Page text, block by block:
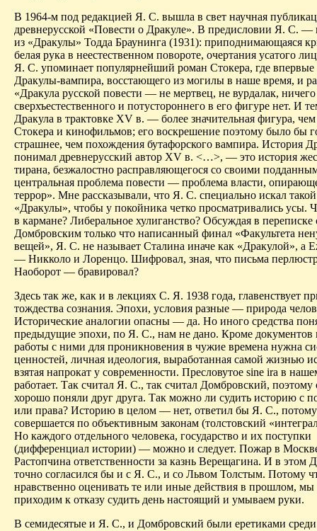
В 1964-м под редакцией Я. С. вышла в свет научная
древнерусской «Повести о Дракуле». В предисловии Я. С. —
из «Дракулы» Тодда Браунинга (1931): приподнимающаяся
белая рука в неестественном повороте, очертания усатого
Я. С. упоминает популярнейший роман Стокера, где впервые
Дракулы-вампира, восстающего из могилы в наше время, и
«Дракула русской повести — не мертвец, не вурдалак, ничего
сверхъестественного и потустороннего в его фигуре нет. И
Дракула в трактовке XV в. — более значительная фигура,
Стокера и кинофильмов; его воскрешение поэтому было бы
страшнее, чем похождения бутафорского вампира. История
понимал древнерусский автор XV в. <…>, — это история
тирана, безжалостно расправляющегося со своими
центральная проблема повести — проблема власти,
террор». Мне рассказывали, что Я. С. специально искал
«Дракулы», чтобы у покойника четко просматривались усы.
в кармане? Либеральное хулиганство? Обсуждая в
Домбровским только что написанный финал «Факультета
вещей», Я. С. не называет Сталина иначе как «Дракулой», а
— Никколо и Лоренцо. Шифровал, зная, что письма
Наоборот — бравировал?
Здесь так же, как и в лекциях С. Я. 1938 года, главенствует
тождества сознания. Эпохи, условия разные — природа
Исторические аналогии опасны — да. Но иного средства
предыдущие эпохи, по Я. С., нам не дано. Кроме документов
работы с ними для проникновения в чужие времена нужна
ценностей, личная идеология, выработанная самой жизнью
взятая напрокат у современности. Пресловутое sine ira в
работает. Так считал Я. С., так считал Домбровский, поэтому
хорошо поняли друг друга. Так можно ли судить историю с
или права? Историю в целом — нет, ответил бы Я. С.,
совершается по объективным законам (толстовский
Но каждого отдельного человека, государство и их поступки
(дифференциал истории) — можно и следует. Пожар в
Растопчина ответственности за казнь Верещагина. И в этом
точно согласился бы и с Я. С., и со Львом Толстым. Потому
нравственно оценивать те или иные действия в прошлом, мы
приходим к отказу судить день настоящий и умываем руки.
В семидесятые и Я. С., и Домбровский были еретиками среди